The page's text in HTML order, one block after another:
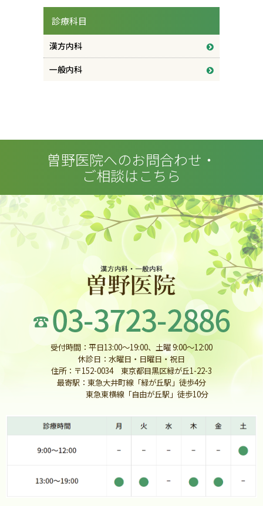
診療科目
漢方内科
一般内科
曽野医院へのお問合わせ・
ご相談はこちら
受付時間：平日13:00〜19:00、土曜 9:00〜12:00
休診日：水曜日・日曜日・祝日
住所：〒152-0034 東京都目黒区緑が丘1-22-3
最寄駅：東急大井町線「緑が丘駅」徒歩4分
東急東横線「自由が丘駅」徒歩10分